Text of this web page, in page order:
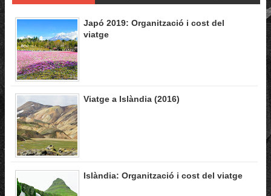
Japó 2019: Organització i cost del
viatge
Viatge a Islàndia (2016)
Islàndia: Organització i cost del viatge